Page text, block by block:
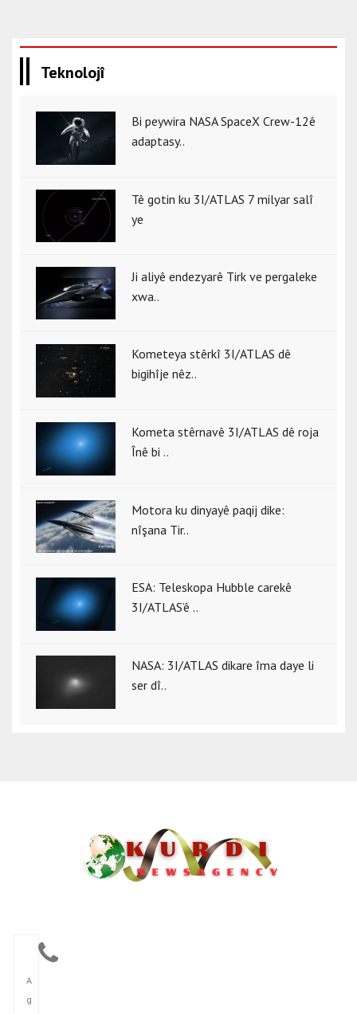
Teknolojî
Bi peywira NASA SpaceX Crew-12ê
adaptasy..
Tê gotin ku 3I/ATLAS 7 milyar salî
ye
Ji aliyê endezyarê Tirk ve pergaleke
xwa..
Kometeya stêrkî 3I/ATLAS dê
bigihîje nêz..
Kometa stêrnavê 3I/ATLAS dê roja
Înê bi ..
Motora ku dinyayê paqij dike:
nîşana Tir..
ESA: Teleskopa Hubble carekê
3I/ATLAS’ê ..
NASA: 3I/ATLAS dikare îma daye li
ser dî..
A
g